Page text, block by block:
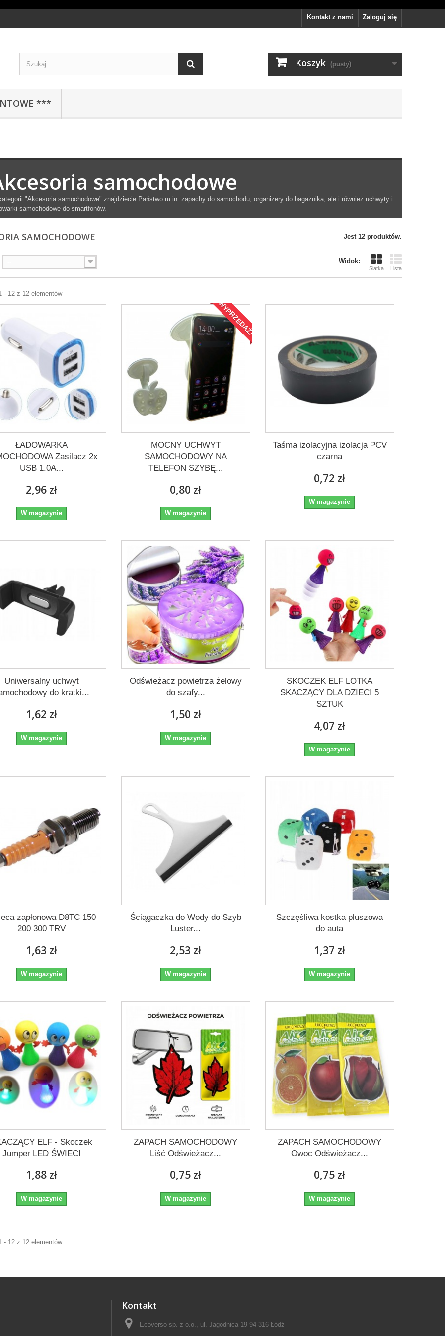
Zaloguj się
Kontakt z nami
Koszyk (pusty)
***
samochodowe
"Akcesoria samochodowe" znajdziecie Państwo m.in. zapachy do samochodu, organizery do bagażnika, ale i również uchwyty i
samochodowe do smartfonów.
SAMOCHODOWE Jest 12 produktów.
Widok:
Siatka Lista
--
- 12 z 12 elementów
ŁADOWARKA
Zasilacz 2x
USB 1.0A...
2,96 zł
W magazynie
WYPRZEDAŻ!
MOCNY UCHWYT
SAMOCHODOWY NA
TELEFON SZYBĘ...
0,80 zł
W magazynie
Taśma izolacyjna izolacja PCV
czarna
0,72 zł
W magazynie
Uniwersalny uchwyt
do kratki...
1,62 zł
W magazynie
Odświeżacz powietrza żelowy
do szafy...
1,50 zł
W magazynie
SKOCZEK ELF LOTKA
SKACZĄCY DLA DZIECI 5
SZTUK
4,07 zł
W magazynie
zapłonowa D8TC 150
200 300 TRV
1,63 zł
W magazynie
Ściągaczka do Wody do Szyb
Luster...
2,53 zł
W magazynie
Szczęśliwa kostka pluszowa
do auta
1,37 zł
W magazynie
ELF - Skoczek
Jumper LED ŚWIECI
1,88 zł
W magazynie
ZAPACH SAMOCHODOWY
Liść Odświeżacz...
0,75 zł
W magazynie
ZAPACH SAMOCHODOWY
Owoc Odświeżacz...
0,75 zł
W magazynie
- 12 z 12 elementów
Kontakt
Ecoverso sp. z o.o., ul. Jagodnica 19 94-316 Łódź-